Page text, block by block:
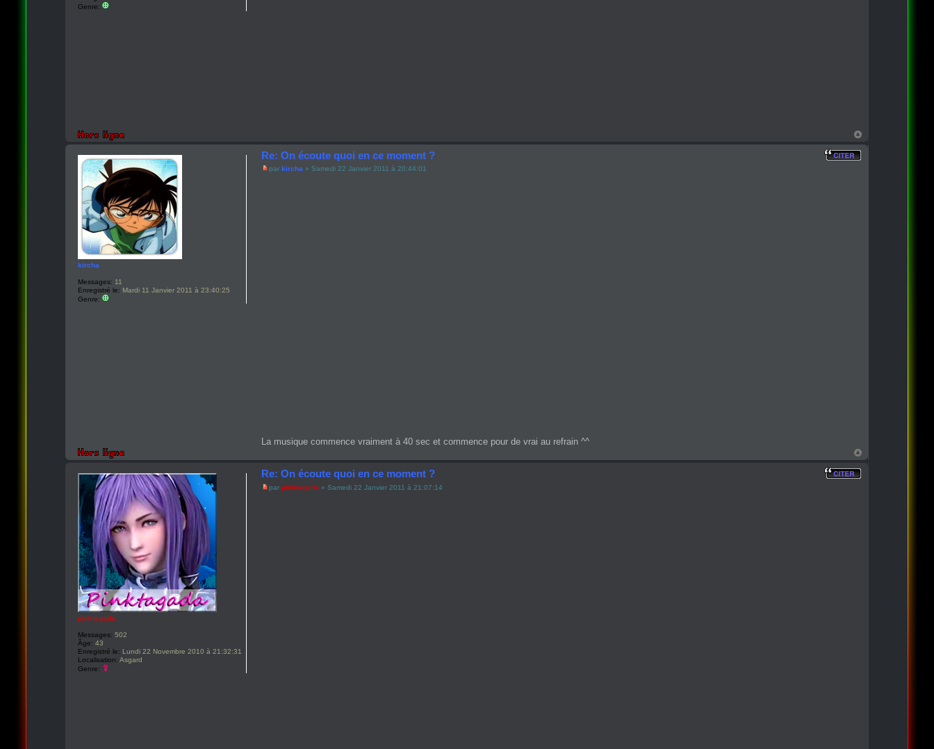
Genre:
Re: On écoute quoi en ce moment ?
parkircha » Samedi 22 Janvier 2011 à 20:44:01
La musique commence vraiment à 40 sec et commence pour de vrai au refrain ^^
kircha
Messages: 11
Enregistré le: Mardi 11 Janvier 2011 à 23:40:25
Genre:
Re: On écoute quoi en ce moment ?
parpinktagada » Samedi 22 Janvier 2011 à 21:07:14
pinktagada
Messages: 502
Âge: 43
Enregistré le: Lundi 22 Novembre 2010 à 21:32:31
Localisation: Asgard
Genre: